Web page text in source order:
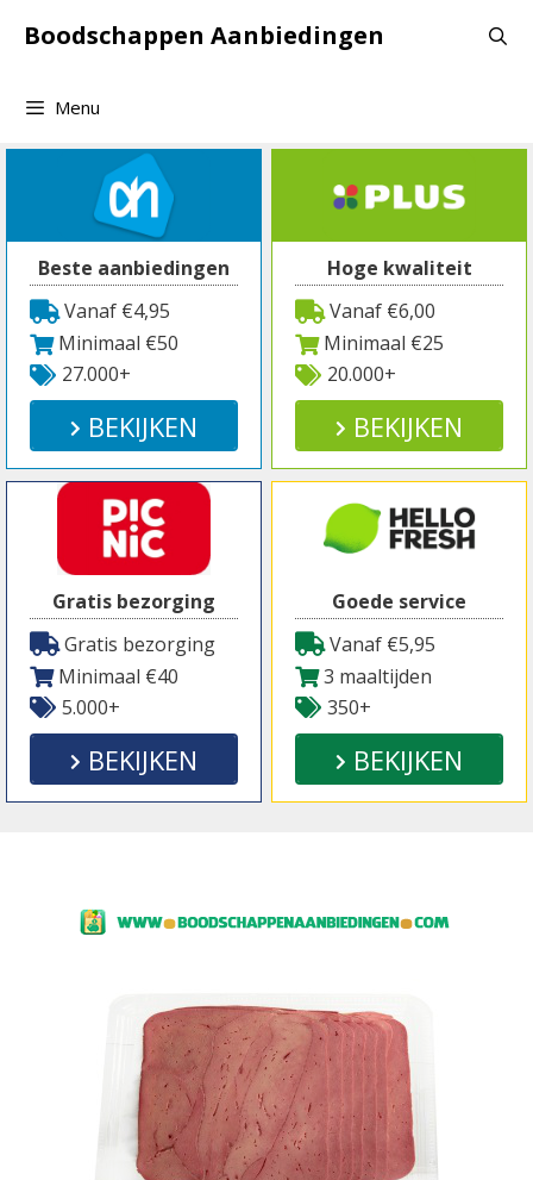
naarBoodschappen Aanbiedingen
Menu
Beste aanbiedingen
Vanaf €4,95
Minimaal €50
27.000+
BEKIJKEN
Hoge kwaliteit
Vanaf €6,00
Minimaal €25
20.000+
BEKIJKEN
Gratis bezorging
Gratis bezorging
Minimaal €40
5.000+
BEKIJKEN
Goede service
Vanaf €5,95
3 maaltijden
350+
BEKIJKEN